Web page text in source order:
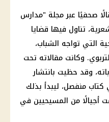
مدارس
إلى 25 قصيدة شعرية، تناول فيها قضايا
التي تواجه الشباب،
وكانت مقالاته تحت
وقد حظيت بانتشار
منفصل، ليبدأ بذلك
أجيالًا من المسيحيين في